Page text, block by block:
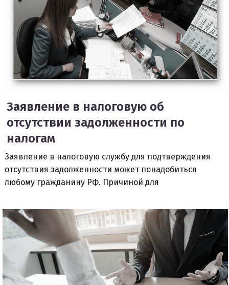
Заявление в налоговую об
отсутствии задолженности по
налогам
Заявление в налоговую службу для подтверждения
отсутствия задолженности может понадобиться
любому гражданину РФ. Причиной для